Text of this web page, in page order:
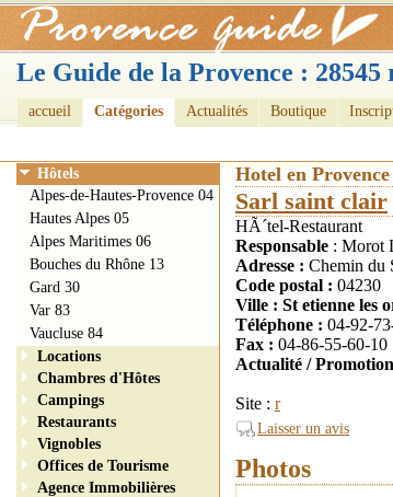
Le Guide de la Provence : 28545
accueil Catégories Actualités Boutique
Hotel en Provence
Sarl saint clair
HÃ´tel-Restaurant
Responsable : Morot
Adresse : Chemin du
Code postal : 04230
Ville : St etienne les
Téléphone : 04-92-
Fax : 04-86-55-60-10
Actualité /
Site : r
Laisser un avis
Photos
Hôtels
Alpes-de-Hautes-Provence 04
Hautes Alpes 05
Alpes Maritimes 06
Bouches du Rhône 13
Gard 30
Var 83
Vaucluse 84
Locations
Chambres d'Hôtes
Campings
Restaurants
Vignobles
Offices de Tourisme
Agence Immobilières